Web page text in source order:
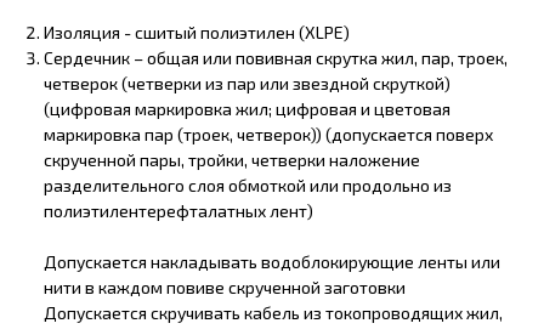
Изоляция - сшитый полиэтилен (XLPE)
Сердечник – общая или повивная скрутка жил, пар, троек,
четверок (четверки из пар или звездной скруткой)
(цифровая маркировка жил; цифровая и цветовая
маркировка пар (троек, четверок)) (допускается поверх
скрученной пары, тройки, четверки наложение
разделительного слоя обмоткой или продольно из
полиэтилентерефталатных лент)
Допускается накладывать водоблокирующие ленты или
нити в каждом повиве скрученной заготовки
Допускается скручивать кабель из токопроводящих жил,